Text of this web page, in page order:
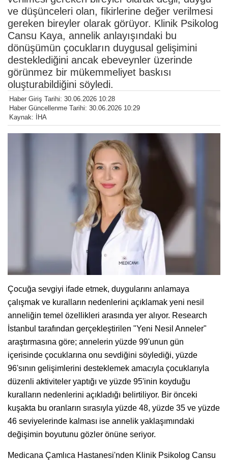
ve düşünceleri olan, fikirlerine değer verilmesi
gereken bireyler olarak görüyor. Klinik Psikolog
Cansu Kaya, annelik anlayışındaki bu
dönüşümün çocukların duygusal gelişimini
desteklediğini ancak ebeveynler üzerinde
görünmez bir mükemmeliyet baskısı
oluşturabildiğini söyledi.
Haber Giriş Tarihi: 30.06.2026 10:28
Haber Güncellenme Tarihi: 30.06.2026 10:29
Kaynak: İHA
Çocuğa sevgiyi ifade etmek, duygularını anlamaya
çalışmak ve kuralların nedenlerini açıklamak yeni nesil
anneliğin temel özellikleri arasında yer alıyor. Research
İstanbul tarafından gerçekleştirilen "Yeni Nesil Anneler"
araştırmasına göre; annelerin yüzde 99'unun gün
içerisinde çocuklarına onu sevdiğini söylediği, yüzde
96'sının gelişimlerini desteklemek amacıyla çocuklarıyla
düzenli aktiviteler yaptığı ve yüzde 95'inin koyduğu
kuralların nedenlerini açıkladığı belirtiliyor. Bir önceki
kuşakta bu oranların sırasıyla yüzde 48, yüzde 35 ve yüzde
46 seviyelerinde kalması ise annelik yaklaşımındaki
değişimin boyutunu gözler önüne seriyor.
Medicana Çamlıca Hastanesi'nden Klinik Psikolog Cansu